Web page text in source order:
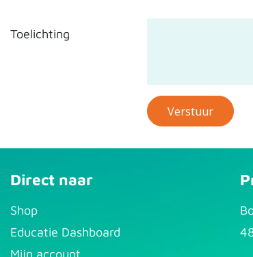
Toelichting
Verstuur
Direct naar
S​hop
Educatie Dashboard
Mijn account